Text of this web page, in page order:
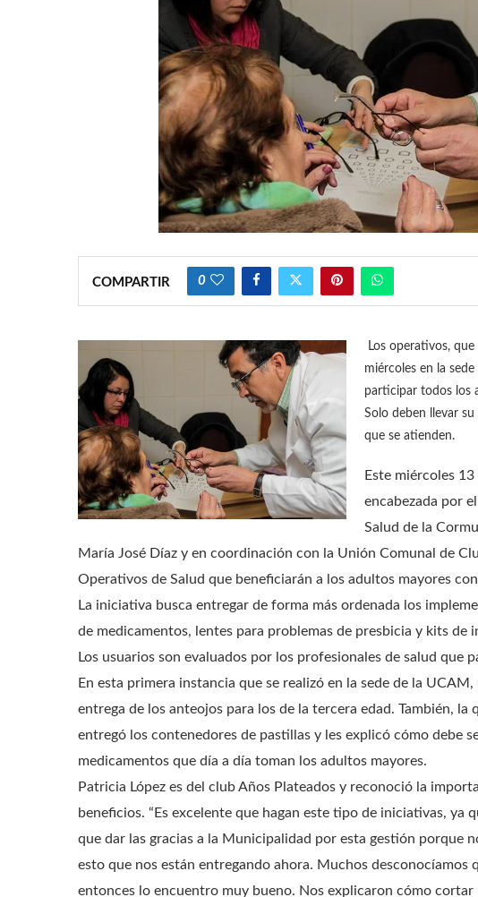
COMPARTIR 0
Los operativos,
miércoles en la
participar todos los
Solo deben llevar
que se atienden.
Este miércoles
encabezada por
Salud de la
María José Díaz y en coordinación con la Unión Comunal de
Operativos de Salud que beneficiarán a los adultos mayores
La iniciativa busca entregar de forma más ordenada los
de medicamentos, lentes para problemas de presbicia y kits de
Los usuarios son evaluados por los profesionales de salud que
En esta primera instancia que se realizó en la sede de la
entrega de los anteojos para los de la tercera edad. También,
entregó los contenedores de pastillas y les explicó cómo debe
medicamentos que día a día toman los adultos mayores.
Patricia López es del club Años Plateados y reconoció la
beneficios. “Es excelente que hagan este tipo de iniciativas, ya
que dar las gracias a la Municipalidad por esta gestión porque
esto que nos están entregando ahora. Muchos desconocíamos
entonces lo encuentro muy bueno. Nos explicaron cómo